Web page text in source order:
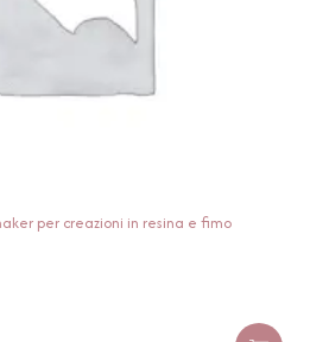
per creazioni in resina e fimo